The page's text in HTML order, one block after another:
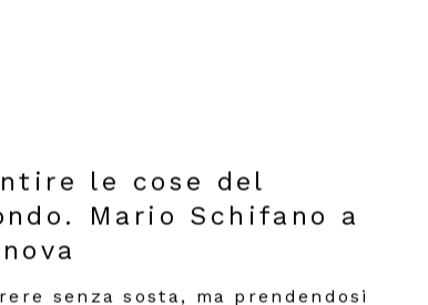
le cose del
Mario Schifano a
senza sosta, ma prendendosi